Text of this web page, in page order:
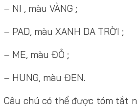
– NI , màu VÀNG ;
– PAD, màu XANH DA TRỜI ;
– ME, màu ĐỎ ;
– HUNG, màu ĐEN.
Câu chú có thể được tóm tắt